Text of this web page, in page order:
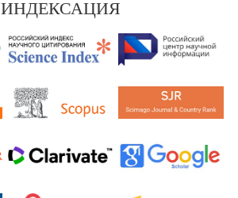
ИНДЕКСАЦИЯ